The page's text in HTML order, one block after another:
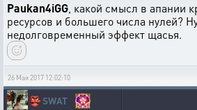
Paukan4iGG , какой смысл в апании
ресурсов и большего числа нулей?
недолговременный эффект щасья.
26 Мая 2017 12:02:10
👺SWAT